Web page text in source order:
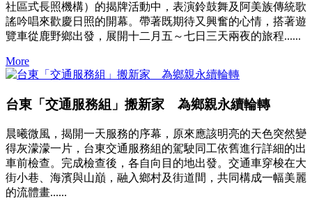
社區式長照機構）的揭牌活動中，表演鈴鼓舞及阿美族傳統歌
謠吟唱來歡慶日照的開幕。帶著既期待又興奮的心情，搭著遊
覽車從鹿野鄉出發，展開十二月五～七日三天兩夜的旅程......
More
台東「交通服務組」搬新家 為鄉親永續輪轉
晨曦微風，揭開一天服務的序幕，原來應該明亮的天色突然變
得灰濛濛一片，台東交通服務組的駕駛同工依舊進行詳細的出
車前檢查。完成檢查後，各自向目的地出發。交通車穿梭在大
街小巷、海濱與山巔，融入鄉村及街道間，共同構成一幅美麗
的流體畫......